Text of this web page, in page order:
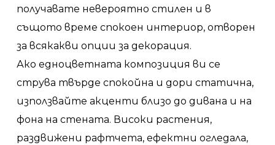
получавате невероятно стилен и в
същото време спокоен интериор, отворен
за всякакви опции за декорация.
Ако едноцветната композиция ви се
струва твърде спокойна и дори статична,
използвайте акценти близо до дивана и на
фона на стената. Високи растения,
раздвижени рафтчета, ефектни огледала,